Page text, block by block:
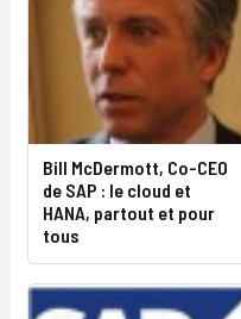
Bill McDermott, Co-CEO
de SAP : le cloud et
HANA, partout et pour
tous